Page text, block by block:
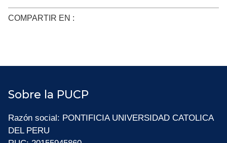
COMPARTIR EN :
Sobre la PUCP
Razón social: PONTIFICIA UNIVERSIDAD CATOLICA
DEL PERU